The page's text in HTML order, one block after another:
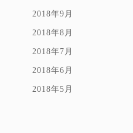
2018年9月
2018年8月
2018年7月
2018年6月
2018年5月